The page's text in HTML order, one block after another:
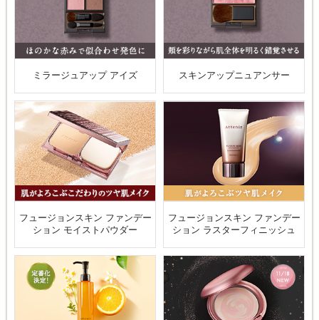
ミラージュアップ アイズ スキンアップニュアンサー
フュージョンスキン ファンデー
ション モイストパウダー
フュージョンスキン ファンデー
ション ラスターフィニッシュ